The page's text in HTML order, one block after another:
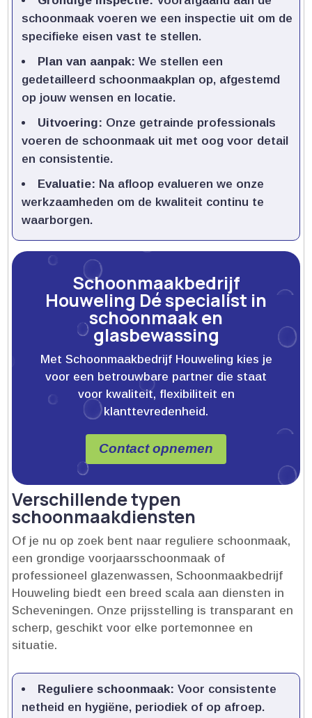
schoonmaak voeren we een inspectie uit om de
specifieke eisen vast te stellen.​
Plan van aanpak: We stellen een
gedetailleerd schoonmaakplan op, afgestemd
op jouw wensen en locatie.​
Uitvoering: Onze getrainde professionals
voeren de schoonmaak uit met oog voor detail
en consistentie.​
Evaluatie: Na afloop evalueren we onze
werkzaamheden om de kwaliteit continu te
waarborgen.​
Schoonmaakbedrijf
Houweling Dé specialist in
schoonmaak en
glasbewassing
Met Schoonmaakbedrijf Houweling kies je
voor een betrouwbare partner die staat
voor kwaliteit, flexibiliteit en
klanttevredenheid.
Contact opnemen
Verschillende typen
schoonmaakdiensten
Of je nu op zoek bent naar reguliere schoonmaak,
een grondige voorjaarsschoonmaak of
professioneel glazenwassen, Schoonmaakbedrijf
Houweling biedt een breed scala aan diensten in
Scheveningen.​ Onze prijsstelling is transparant en
scherp, geschikt voor elke portemonnee en
situatie.​
Reguliere schoonmaak: Voor consistente
netheid en hygiëne, periodiek of op afroep.​